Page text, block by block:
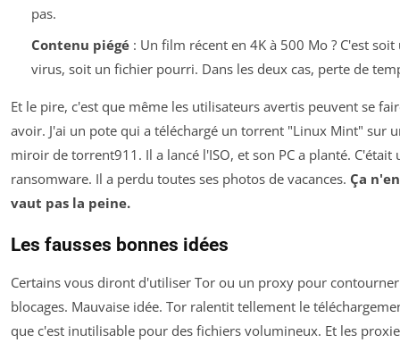
pas.
Contenu piégé: Un film récent en 4K à 500 Mo ? C'est soit
virus, soit un fichier pourri. Dans les deux cas, perte de
Et le pire, c'est que même les utilisateurs avertis peuvent se
avoir. J'ai un pote qui a téléchargé un torrent "Linux Mint" sur
miroir de torrent911. Il a lancé l'ISO, et son PC a planté. C'était
ransomware. Il a perdu toutes ses photos de vacances. Ça n'en
vaut pas la peine.
Les fausses bonnes idées
Certains vous diront d'utiliser Tor ou un proxy pour
blocages. Mauvaise idée. Tor ralentit tellement le
que c'est inutilisable pour des fichiers volumineux. Et les